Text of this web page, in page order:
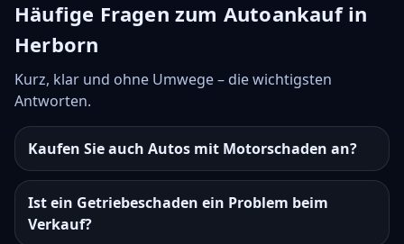
Häufige Fragen zum Autoankauf in
Herborn
Kurz, klar und ohne Umwege – die wichtigsten
Antworten.
Kaufen Sie auch Autos mit Motorschaden an?
Ist ein Getriebeschaden ein Problem beim
Verkauf?